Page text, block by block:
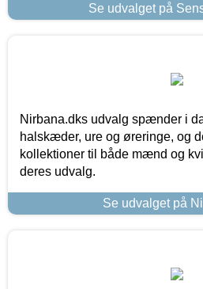
Se udvalget på
Nirbana.dks udvalg spænder i
halskæder, ure og øreringe, og
kollektioner til både mænd og
deres udvalg.
Se udvalget på